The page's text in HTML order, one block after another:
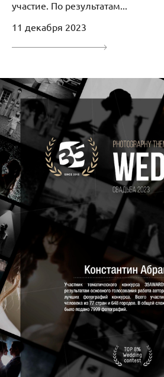
участие. По результатам...
11 декабря 2023